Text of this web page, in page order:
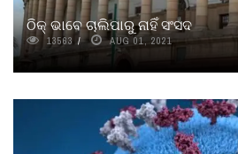
ଠିକ୍‌ ଭାବେ ଚାଲିପାରୁ ନାହିଁ ସଂସଦ
13563 AUG 01, 2021